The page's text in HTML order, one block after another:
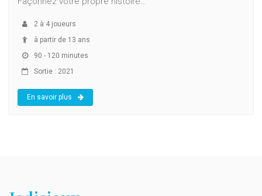
2 à 4 joueurs
à partir de 13 ans
90 - 120 minutes
Sortie : 2021
En savoir plus